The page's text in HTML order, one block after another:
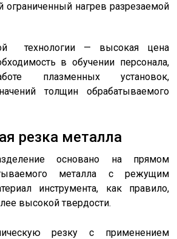
ограниченный нагрев разрезаемой
технологии — высокая цена
в обучении персонала,
плазменных установок,
толщин обрабатываемого
резка металла
основано на прямом
металла с режущим
инструмента, как правило,
высокой твердости.
резку с применением